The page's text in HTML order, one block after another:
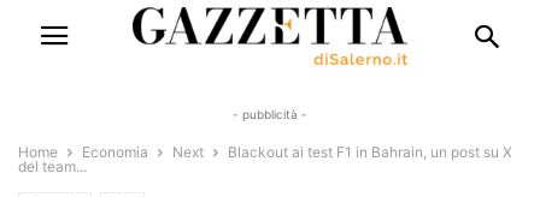
- pubblicità -
Home Economia Next
Blackout ai test F1 in Bahrain, un post su X
del team...